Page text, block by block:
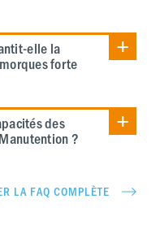
elle la
forte
des
?
LA FAQ COMPLÈTE